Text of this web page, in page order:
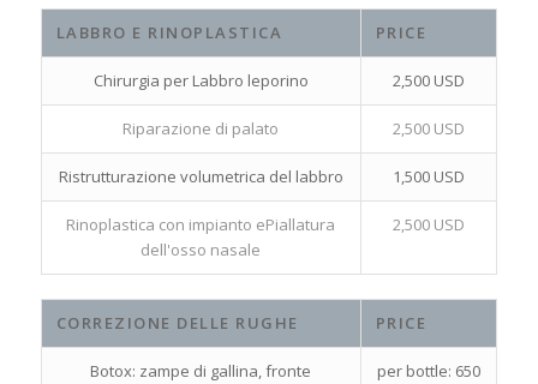
LABBRO E RINOPLASTICA PRICE
Chirurgia per Labbro leporino 2,500 USD
Riparazione di palato 2,500 USD
Ristrutturazione volumetrica del labbro 1,500 USD
Rinoplastica con impianto ePiallatura
dell'osso nasale
2,500 USD
CORREZIONE DELLE RUGHE PRICE
Botox: zampe di gallina, fronte
per bottle: 650